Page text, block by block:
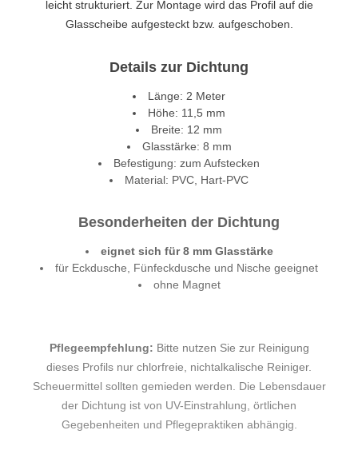
leicht strukturiert. Zur Montage wird das Profil auf die
Glasscheibe aufgesteckt bzw. aufgeschoben.
Details zur Dichtung
Länge: 2 Meter
Höhe: 11,5 mm
Breite: 12 mm
Glasstärke: 8 mm
Befestigung: zum Aufstecken
Material: PVC, Hart-PVC
Besonderheiten der Dichtung
eignet sich für 8 mm Glasstärke
für Eckdusche, Fünfeckdusche und Nische geeignet
ohne Magnet
Pflegeempfehlung: Bitte nutzen Sie zur Reinigung
dieses Profils nur chlorfreie, nichtalkalische Reiniger.
Scheuermittel sollten gemieden werden. Die Lebensdauer
der Dichtung ist von UV-Einstrahlung, örtlichen
Gegebenheiten und Pflegepraktiken abhängig.